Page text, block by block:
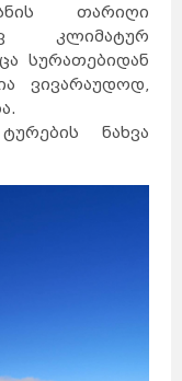
თარიღი
კლიმატურ
სურათებიდან
ვივარაუდოდ,
ნახვა